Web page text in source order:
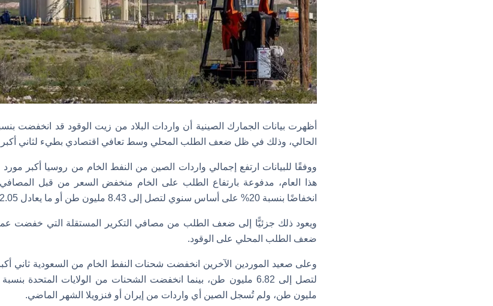
الحالي، وذلك في ظل ضعف الطلب المحلي وسط تعافي اقتصادي بطيء لثاني أكبر
هذا العام، مدفوعة بارتفاع الطلب على الخام منخفض السعر من قبل
انخفاضًا بنسبة 20% على أساس سنوي لتصل إلى 8.43 مليون طن أو ما يعادل 2.05 مليون برميل يوميًّا.
ويعود ذلك جزئيًّا إلى ضعف الطلب من مصافي التكرير المستقلة التي خفضت
ضعف الطلب المحلي على الوقود.
مليون طن، ولم تُسجل الصين أي واردات من إيران أو فنزويلا الشهر الماضي.